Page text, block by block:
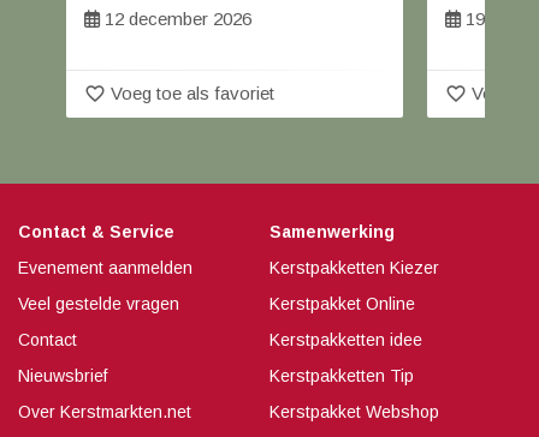
12 december 2026
favorite_border Voeg toe als favoriet
19
favorite_border Voeg
Contact & Service
Evenement aanmelden
Veel gestelde vragen
Contact
Nieuwsbrief
Over Kerstmarkten.net
Samenwerking
Kerstpakketten Kiezer
Kerstpakket Online
Kerstpakketten idee
Kerstpakketten Tip
Kerstpakket Webshop